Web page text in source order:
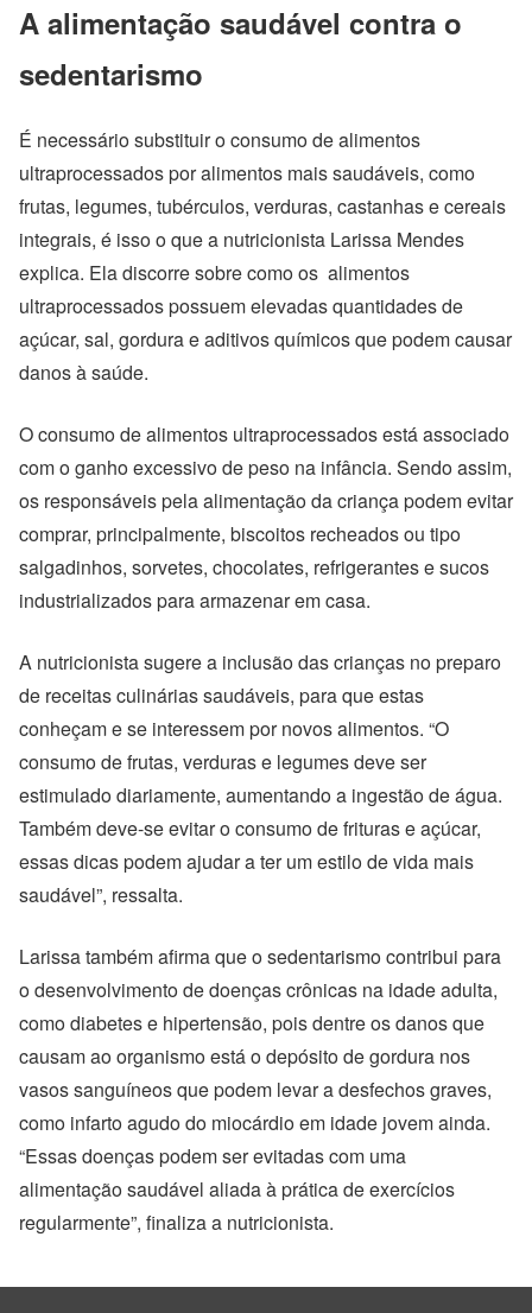
A alimentação saudável contra o
sedentarismo
É necessário substituir o consumo de alimentos
ultraprocessados por alimentos mais saudáveis, como
frutas, legumes, tubérculos, verduras, castanhas e cereais
integrais, é isso o que a nutricionista Larissa Mendes
explica. Ela discorre sobre como os alimentos
ultraprocessados possuem elevadas quantidades de
açúcar, sal, gordura e aditivos químicos que podem causar
danos à saúde.
O consumo de alimentos ultraprocessados está associado
com o ganho excessivo de peso na infância. Sendo assim,
os responsáveis pela alimentação da criança podem evitar
comprar, principalmente, biscoitos recheados ou tipo
salgadinhos, sorvetes, chocolates, refrigerantes e sucos
industrializados para armazenar em casa.
A nutricionista sugere a inclusão das crianças no preparo
de receitas culinárias saudáveis, para que estas
conheçam e se interessem por novos alimentos. “O
consumo de frutas, verduras e legumes deve ser
estimulado diariamente, aumentando a ingestão de água.
Também deve-se evitar o consumo de frituras e açúcar,
essas dicas podem ajudar a ter um estilo de vida mais
saudável”, ressalta.
Larissa também afirma que o sedentarismo contribui para
o desenvolvimento de doenças crônicas na idade adulta,
como diabetes e hipertensão, pois dentre os danos que
causam ao organismo está o depósito de gordura nos
vasos sanguíneos que podem levar a desfechos graves,
como infarto agudo do miocárdio em idade jovem ainda.
“Essas doenças podem ser evitadas com uma
alimentação saudável aliada à prática de exercícios
regularmente”, finaliza a nutricionista.